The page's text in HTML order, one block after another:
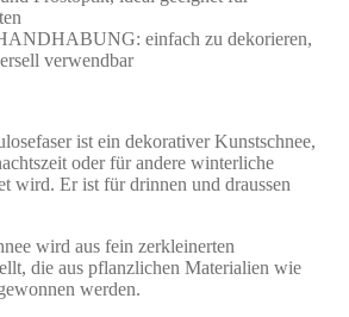
einfach zu dekorieren,
verwendbar
ist ein dekorativer Kunstschnee,
oder für andere winterliche
wird. Er ist für drinnen und draussen
wird aus fein zerkleinerten
die aus pflanzlichen Materialien wie
werden.